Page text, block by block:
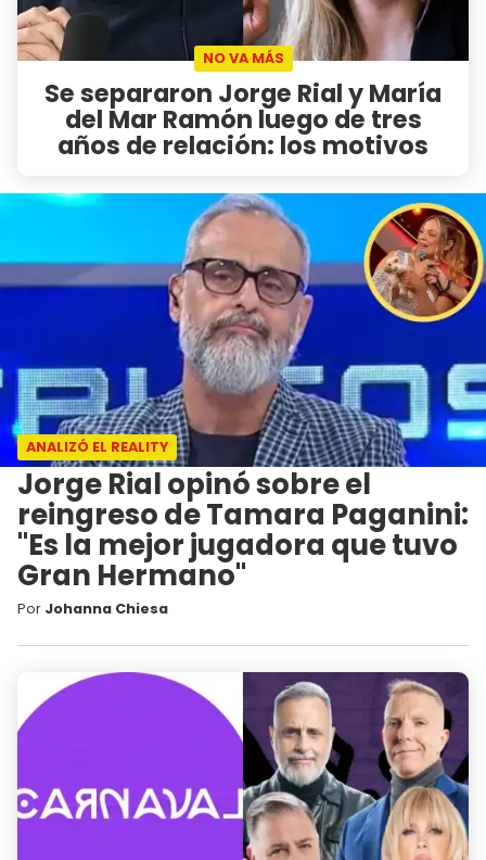
NO VA MÁS
Se separaron Jorge Rial y María
del Mar Ramón luego de tres
años de relación: los motivos
ANALIZÓ EL REALITY
Jorge Rial opinó sobre el
reingreso de Tamara Paganini:
"Es la mejor jugadora que tuvo
Gran Hermano"
Por Johanna Chiesa